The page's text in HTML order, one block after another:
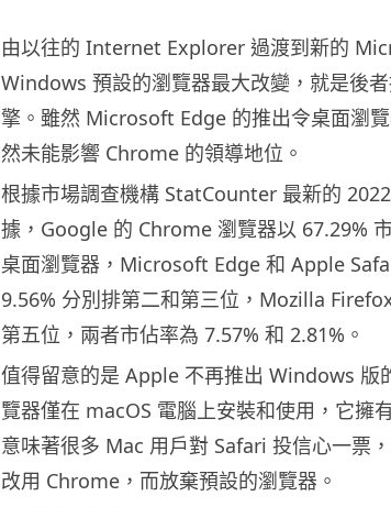
由以往的 Internet Explorer 過渡到新的
Windows 預設的瀏覽器最大改變，就是後
擎。雖然 Microsoft Edge 的推出令桌面瀏
然未能影響 Chrome 的領導地位。
根據市場調查機構 StatCounter 最新的
據，Google 的 Chrome 瀏覽器以 67.29%
桌面瀏覽器，Microsoft Edge 和 Apple
9.56% 分別排第二和第三位，Mozilla
第五位，兩者市佔率為 7.57% 和 2.81%。
值得留意的是 Apple 不再推出 Windows 版
覽器僅在 macOS 電腦上安裝和使用，它擁
意味著很多 Mac 用戶對 Safari 投信心一票
改用 Chrome，而放棄預設的瀏覽器。